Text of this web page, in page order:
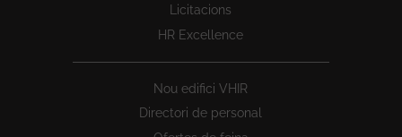
Licitacions
HR Excellence
Nou edifici VHIR
Directori de personal